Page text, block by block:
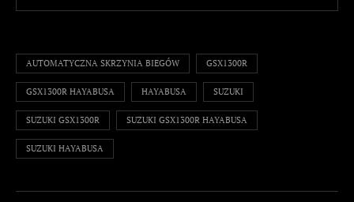
AUTOMATYCZNA SKRZYNIA BIEGÓW GSX1300R
GSX1300R HAYABUSA HAYABUSA SUZUKI
SUZUKI GSX1300R SUZUKI GSX1300R HAYABUSA
SUZUKI HAYABUSA